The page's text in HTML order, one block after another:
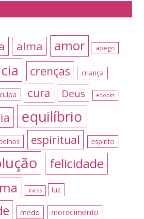
alma amor apego
crenças criança
culpa cura Deus ebooks
equilíbrio
espiritual espírito
felicidade
livros luz
medo merecimento